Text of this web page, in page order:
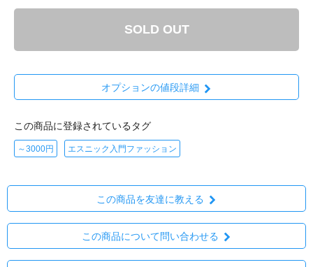
SOLD OUT
オプションの値段詳細
この商品に登録されているタグ
～3000円 エスニック入門ファッション
この商品を友達に教える
この商品について問い合わせる